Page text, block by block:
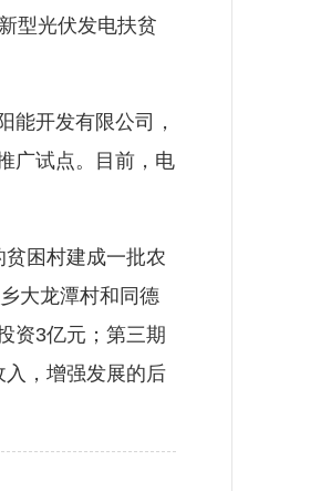
型光伏发电扶贫
开发有限公司，
广试点。目前，电
困村建成一批农
大龙潭村和同德
资3亿元；第三期
，增强发展的后